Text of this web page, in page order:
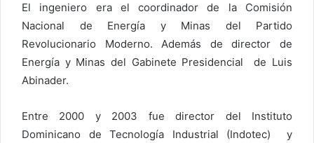
El ingeniero era el coordinador de la Comisión
Nacional de Energía y Minas del Partido
Revolucionario Moderno. Además de director de
Energía y Minas del Gabinete Presidencial de Luis
Abinader.
Entre 2000 y 2003 fue director del Instituto
Dominicano de Tecnología Industrial (Indotec) y